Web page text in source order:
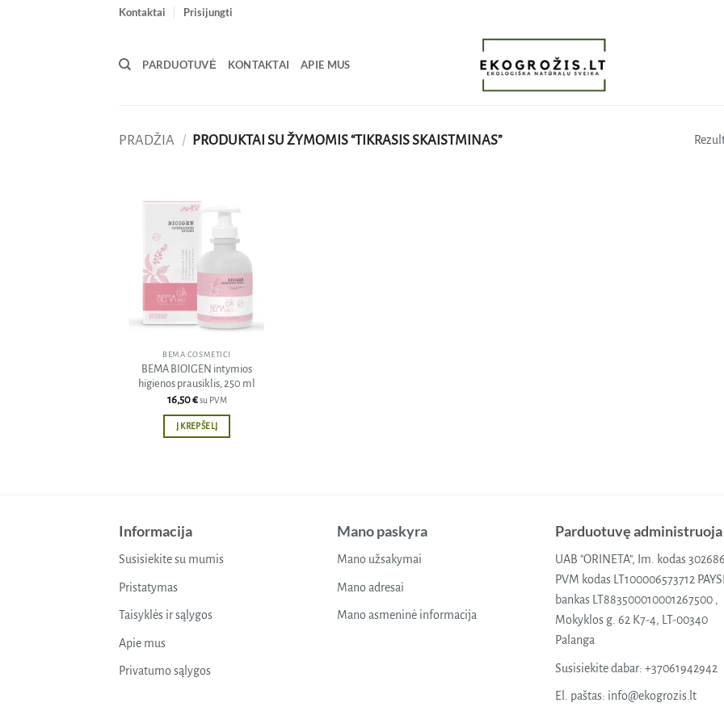
Kontaktai Prisijungti
PARDUOTUVĖ KONTAKTAI APIE MUS
PRADŽIA / PRODUKTAI SU ŽYMOMIS “TIKRASIS SKAISTMINAS”
į norų
sąrašą
BEMA COSMETICI
BEMA BIOIGEN intymios
higienos prausiklis, 250 ml
16,50€ su PVM
Į KREPŠELĮ
Informacija
Susisiekite su mumis
Pristatymas
Taisyklės ir sąlygos
Apie mus
Privatumo sąlygos
Mano paskyra
Mano užsakymai
Mano adresai
Mano asmeninė informacija
Parduotuvę administruoja
UAB "ORINETA", Im. kodas
PVM kodas LT100006573712
bankas LT883500010001267500 ,
Mokyklos g. 62 K7-4, LT-00340
Palanga
Susisiekite dabar: +37061942942
El. paštas: info@ekogrozis.lt